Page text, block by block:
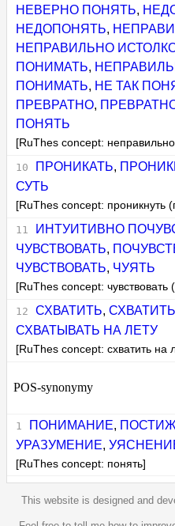
НЕВЕРНО ПОНЯТЬ,
НЕДОПОНЯТЬ,
НЕПРАВИЛЬНО
ПОНИМАТЬ,
ПОНИМАТЬ, НЕ ТАК
ПРЕВРАТНО,
ПОНЯТЬ
[RuThes concept:
ПРОНИКАТЬ,
СУТЬ
[RuThes concept: проникнуть
ИНТУИТИВНО
ЧУВСТВОВАТЬ,
ЧУВСТВОВАТЬ, ЧУЯТЬ
[RuThes concept: чувствовать
СХВАТИТЬ,
СХВАТЫВАТЬ НА ЛЕТУ
[RuThes concept: схватить на
POS-synonymy
ПОНИМАНИЕ,
УРАЗУМЕНИЕ,
[RuThes concept: понять]
This website is designed and